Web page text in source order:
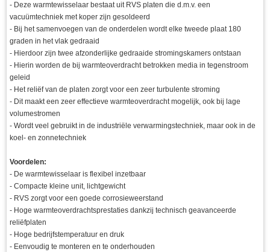
- Deze warmtewisselaar bestaat uit RVS platen die d.m.v. een
vacuümtechniek met koper zijn gesoldeerd
- Bij het samenvoegen van de onderdelen wordt elke tweede plaat 180
graden in het vlak gedraaid
- Hierdoor zijn twee afzonderlijke gedraaide stromingskamers ontstaan
- Hierin worden de bij warmteoverdracht betrokken media in tegenstroom
geleid
- Het reliëf van de platen zorgt voor een zeer turbulente stroming
- Dit maakt een zeer effectieve warmteoverdracht mogelijk, ook bij lage
volumestromen
- Wordt veel gebruikt in de industriële verwarmingstechniek, maar ook in de
koel- en zonnetechniek
Voordelen:
- De warmtewisselaar is flexibel inzetbaar
- Compacte kleine unit, lichtgewicht
- RVS zorgt voor een goede corrosieweerstand
- Hoge warmteoverdrachtsprestaties dankzij technisch geavanceerde
reliëfplaten
- Hoge bedrijfstemperatuur en druk
- Eenvoudig te monteren en te onderhouden